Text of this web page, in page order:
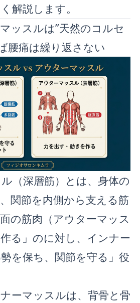
解説します。
ッスルは”天然のコルセ
腰痛は繰り返さない
（深層筋）とは、身体の
関節を内側から支える筋
の筋肉（アウターマッス
る」のに対し、インナー
を保ち、関節を守る」役
ーマッスルは、背骨と骨